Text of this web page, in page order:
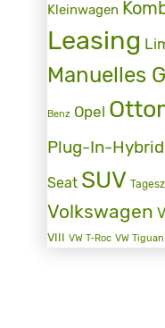
Kleinwagen
Leasing
Manuelles
Benz Opel
Plug-In-Hybrid
Seat SUV
Volkswagen
VIII VW T-Roc VW Tiguan